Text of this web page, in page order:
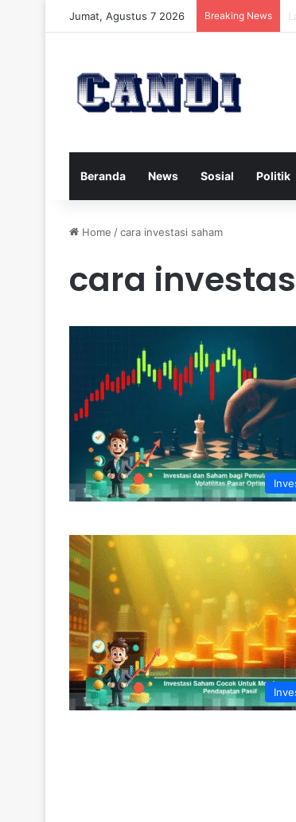
Jumat, Agustus 7 2026 Breaking News
Beranda News Sosial Politik
Home /cara investasi saham
cara